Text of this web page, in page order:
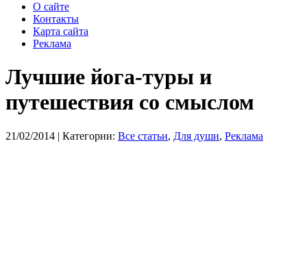
О сайте
Контакты
Карта сайта
Реклама
Лучшие йога-туры и
путешествия со смыслом
21/02/2014 | Категории: Все статьи, Для души, Реклама